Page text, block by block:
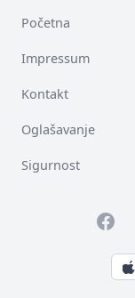
Početna
Impressum
Kontakt
Oglašavanje
Sigurnost